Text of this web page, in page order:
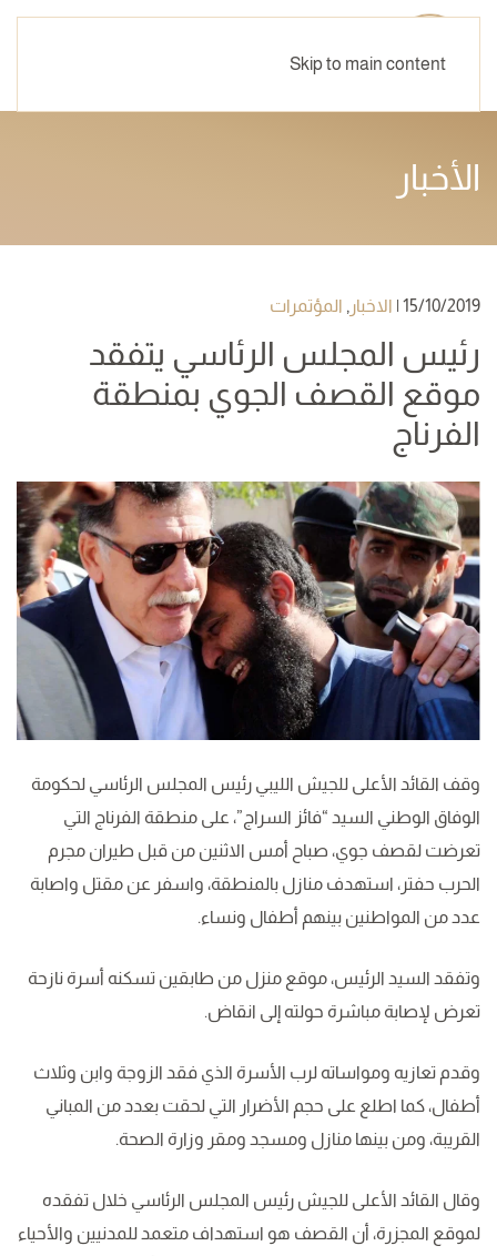
Skip to main content
الأخبار
15/10/2019
| الاخبار , المؤتمرات
رئيس المجلس الرئاسي يتفقد
موقع القصف الجوي بمنطقة
الفرناج
وقف القائد الأعلى للجيش الليبي رئيس المجلس الرئاسي لحكومة
الوفاق الوطني السيد “فائز السراج”، على منطقة الفرناج التي
تعرضت لقصف جوي، صباح أمس الاثنين من قبل طيران مجرم
الحرب حفتر، استهدف منازل بالمنطقة، واسفر عن مقتل واصابة
عدد من المواطنين بينهم أطفال ونساء.
وتفقد السيد الرئيس، موقع منزل من طابقين تسكنه أسرة نازحة
تعرض لإصابة مباشرة حولته إلى انقاض.
وقدم تعازيه ومواساته لرب الأسرة الذي فقد الزوجة وابن وثلاث
أطفال، كما اطلع على حجم الأضرار التي لحقت بعدد من المباني
القريبة، ومن بينها منازل ومسجد ومقر وزارة الصحة.
وقال القائد الأعلى للجيش رئيس المجلس الرئاسي خلال تفقده
لموقع المجزرة، أن القصف هو استهداف متعمد للمدنيين والأحياء